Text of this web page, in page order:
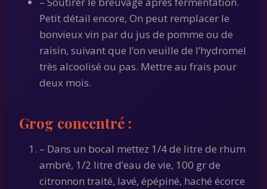
Petit détail encore, On peut remplacer le
bonvieux vin par du jus de pomme ou de
raisin, suivant que l’on veuille de l’hydromel
très alcoolisé ou pas. Mettre au frais pour
deux mois.
Grog concentré :
– Dans un bocal mettez 1/4 de litre de rhum
ambré, 1/2 litre d’eau de vie, 100 gr de
citronnon traité, lavé, épépiné, haché écorce